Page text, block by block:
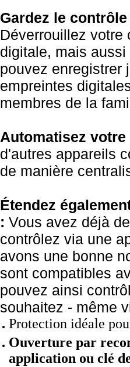
Gardez le
Déverrouillez votre
digitale, mais
pouvez enregistrer
empreintes
membres de la
Automatisez
d'autres appareils
de manière
Étendez
: Vous avez déjà
contrôlez via une
avons une bonne
sont compatibles
pouvez ainsi
souhaitez - même
Protection idéale
Ouverture par
application ou clé